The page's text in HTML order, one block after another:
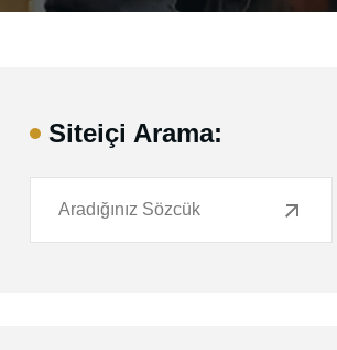
Siteiçi Arama: